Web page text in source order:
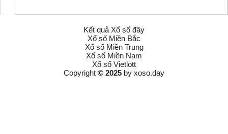
Kết quả Xổ số đây
Xổ số Miền Bắc
Xổ số Miền Trung
Xổ số Miền Nam
Xổ số Vietlott
Copyright © 2025 by xoso.day